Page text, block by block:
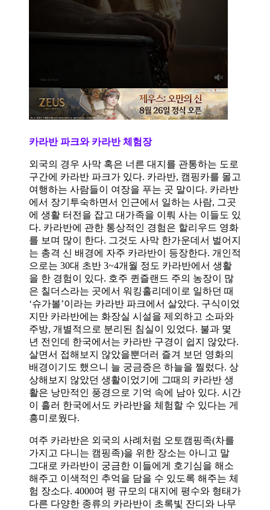
카라반 파크와 카라반 체험장
외국의 경우 사막 혹은 너른 대지를 관통하는 도로
구간에 카라반 파크가 있다. 카라반, 캠핑카를 몰고
여행하는 사람들이 여장을 푸는 곳 말이다. 카라반
에서 장기투숙하면서 인근에서 일하는 사람, 그곳
에 생활 터전을 잡고 대가족을 이뤄 사는 이들도 있
다. 카라반에 관한 통상적인 경험은 할리우드 영화
를 보며 많이 한다. 그것도 사막 한가운데서 벌어지
는 총격 신 배경에 자주 카라반이 등장한다. 개인적
으로는 30대 초반 3~4개월 정도 카라반에서 생활
을 한 경험이 있다. 호주 퀸즐랜드 주의 농장이 많
은 칠더스라는 곳에서 워킹홀리데이로 일하던 때
‘슈가볼’이라는 카라반 파크에서 살았다. 구식이었
지만 카라반에는 화장실 시설을 제외하고 소파와
주방, 개별적으로 분리된 침실이 있었다. 불과 몇
년 전인데 한국에서는 카라반 구경이 쉽지 않았다.
살면서 접해보지 않았을뿐더러 즐겨 보던 영화의
배경이기도 했으니 늘 궁금증은 하늘을 찔렀다. 상
상해보지 않았던 생활이었기에 그때의 카라반 생
활은 낭만적인 풍경으로 기억 속에 남아 있다. 시간
이 흘러 한국에서도 카라반을 체험할 수 있다는 게
흥미로웠다.
여주 카라반은 외국의 사례처럼 오토캠핑족(차를
가지고 다니는 캠핑족)을 위한 장소는 아니고 말
그대로 카라반이 궁금한 이들에게 호기심을 해소
해주고 이색적인 추억을 담을 수 있도록 해주는 체
험 장소다. 4000여 평 규모의 대지에 평수와 형태가
다른 다양한 종류의 카라반이 초록빛 잔디와 나무